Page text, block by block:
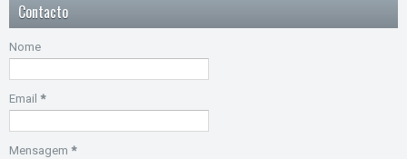
Contacto
Nome
Email *
Mensagem *